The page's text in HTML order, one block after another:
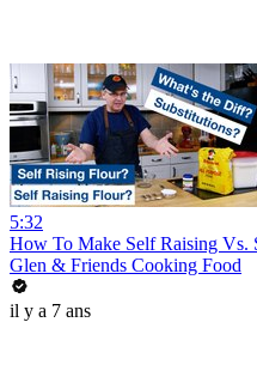
5:32
How To Make Self Raising Vs.
Glen & Friends Cooking Food
il y a 7 ans